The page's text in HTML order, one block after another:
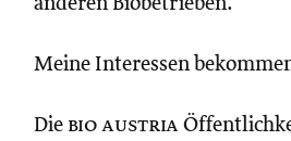
Meine Interessen
Die bio austria